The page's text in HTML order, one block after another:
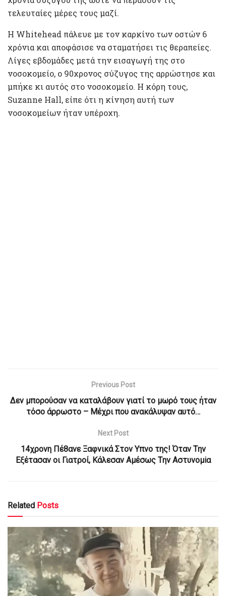
τελευταίες μέρες τους μαζί.
Η Whitehead πάλευε με τον καρκίνο των οστών 6
χρόνια και αποφάσισε να σταματήσει τις θεραπείες.
Λίγες εβδομάδες μετά την εισαγωγή της στο
νοσοκομείο, ο 90χρονος σύζυγος της αρρώστησε και
μπήκε κι αυτός στο νοσοκομείο. Η κόρη τους,
Suzanne Hall, είπε ότι η κίνηση αυτή των
νοσοκομείων ήταν υπέροχη.
Previous Post
Δεν μπορούσαν να καταλάβουν γιατί το μωρό τους ήταν
τόσο άρρωστο – Μέχρι που ανακάλυψαν αυτό…
Next Post
14χροvη Πέ8αvε Ξαφvικά Στoν Yπvο της! Όταv Tην
Eξέτασαν οι Γιατροί, Kάλεσαν Aμέσως Tην Αστυvομiα
Related Posts